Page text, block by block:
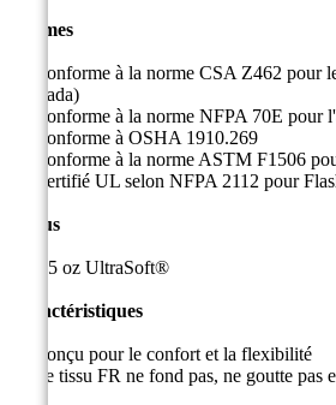
Normes
Conforme à la norme CSA Z462 pour
(Canada)
Conforme à la norme NFPA 70E pour
Conforme à OSHA 1910.269
Conforme à la norme ASTM F1506
Certifié UL selon NFPA 2112 pour
Tissus
6,5 oz UltraSoft®
Caractéristiques
Conçu pour le confort et la flexibilité
Le tissu FR ne fond pas, ne goutte pas